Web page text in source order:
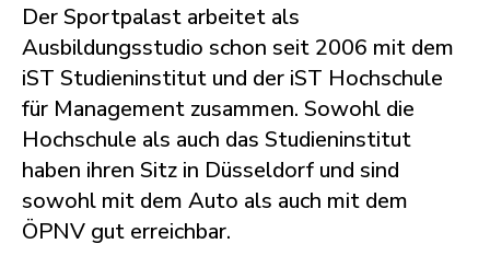
Der Sportpalast arbeitet als
Ausbildungsstudio schon seit 2006 mit dem
iST Studieninstitut und der iST Hochschule
für Management zusammen. Sowohl die
Hochschule als auch das Studieninstitut
haben ihren Sitz in Düsseldorf und sind
sowohl mit dem Auto als auch mit dem
ÖPNV gut erreichbar.